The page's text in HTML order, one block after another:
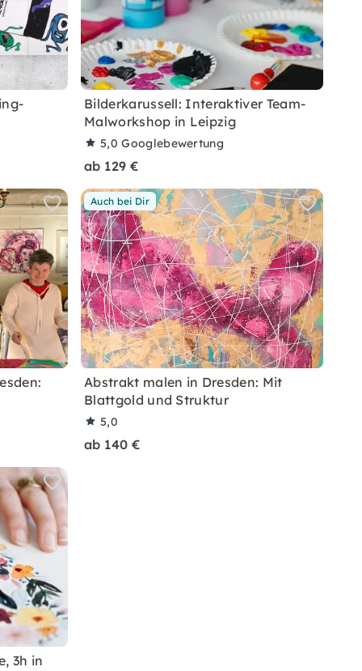
Bilderkarussell: Interaktiver Team-
Malworkshop in Leipzig
5,0Googlebewertung
ab 129 €
Auch bei Dir
Abstrakt malen in Dresden: Mit
Blattgold und Struktur
5,0
ab 140 €
3h in